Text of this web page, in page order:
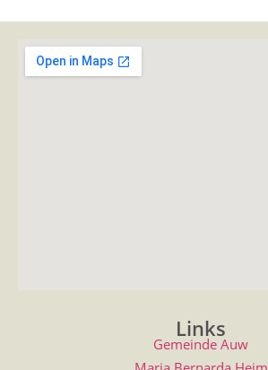
Links
Gemeinde Auw